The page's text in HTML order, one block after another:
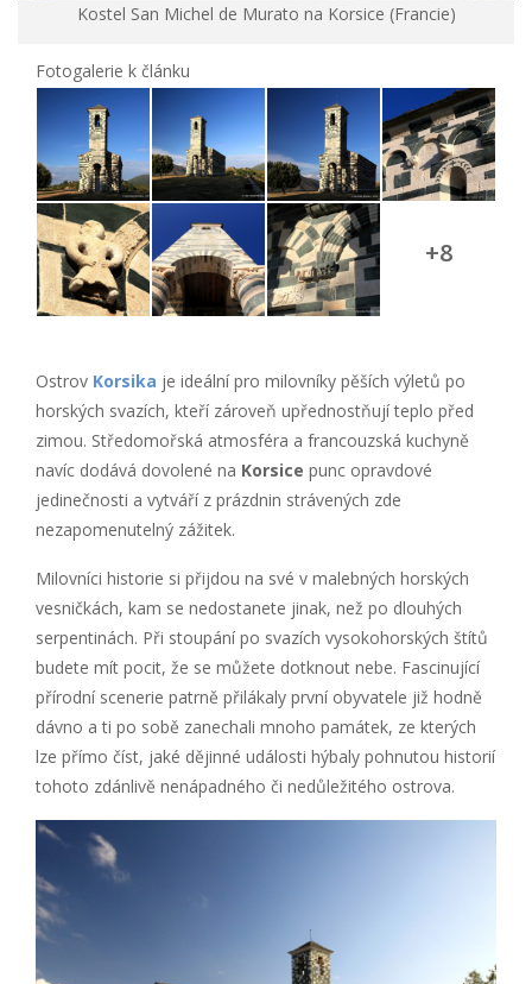
Kostel San Michel de Murato na Korsice (Francie)
Fotogalerie k článku
+8
Ostrov Korsika je ideální pro milovníky pěších výletů po
horských svazích, kteří zároveň upřednostňují teplo před
zimou. Středomořská atmosféra a francouzská kuchyně
navíc dodává dovolené na Korsice punc opravdové
jedinečnosti a vytváří z prázdnin strávených zde
nezapomenutelný zážitek.
Milovníci historie si přijdou na své v malebných horských
vesničkách, kam se nedostanete jinak, než po dlouhých
serpentinách. Při stoupání po svazích vysokohorských štítů
budete mít pocit, že se můžete dotknout nebe. Fascinující
přírodní scenerie patrně přilákaly první obyvatele již hodně
dávno a ti po sobě zanechali mnoho památek, ze kterých
lze přímo číst, jaké dějinné události hýbaly pohnutou historií
tohoto zdánlivě nenápadného či nedůležitého ostrova.